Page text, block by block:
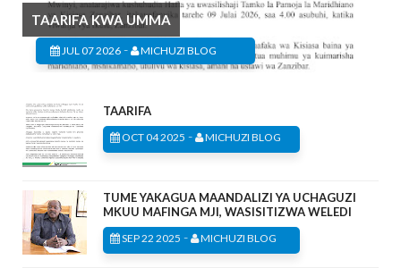
TAARIFA KWA UMMA
JUL 07 2026 - MICHUZI BLOG
TAARIFA
OCT 04 2025 - MICHUZI BLOG
TUME YAKAGUA MAANDALIZI YA UCHAGUZI
MKUU MAFINGA MJI, WASISITIZWA WELEDI
SEP 22 2025 - MICHUZI BLOG